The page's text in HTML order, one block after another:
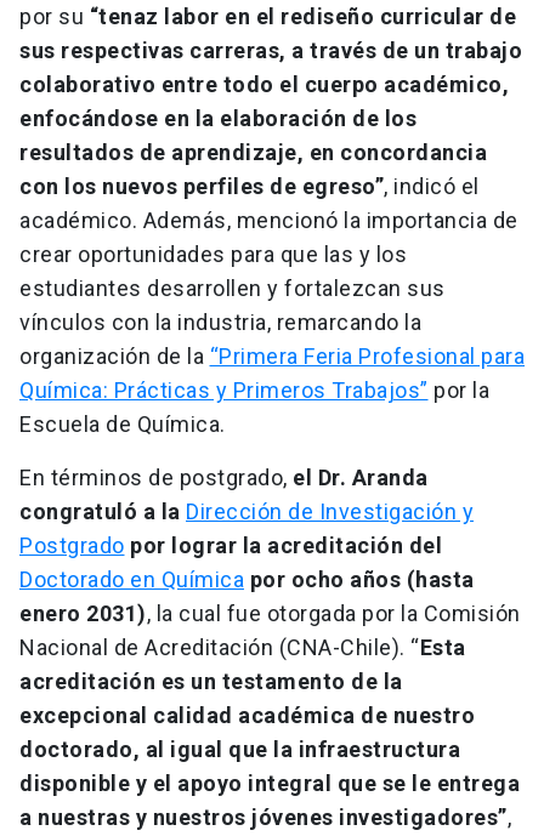
por su “tenaz labor en el rediseño curricular de
sus respectivas carreras, a través de un trabajo
colaborativo entre todo el cuerpo académico,
enfocándose en la elaboración de los
resultados de aprendizaje, en concordancia
con los nuevos perfiles de egreso”, indicó el
académico. Además, mencionó la importancia de
crear oportunidades para que las y los
estudiantes desarrollen y fortalezcan sus
vínculos con la industria, remarcando la
organización de la “Primera Feria Profesional para
Química: Prácticas y Primeros Trabajos” por la
Escuela de Química.
En términos de postgrado, el Dr. Aranda
congratuló a la Dirección de Investigación y
Postgrado por lograr la acreditación del
Doctorado en Química por ocho años (hasta
enero 2031), la cual fue otorgada por la Comisión
Nacional de Acreditación (CNA-Chile). “Esta
acreditación es un testamento de la
excepcional calidad académica de nuestro
doctorado, al igual que la infraestructura
disponible y el apoyo integral que se le entrega
a nuestras y nuestros jóvenes investigadores”,